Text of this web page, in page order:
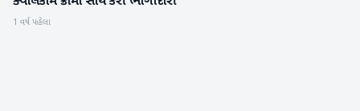
1 વર્ષ પહેલા